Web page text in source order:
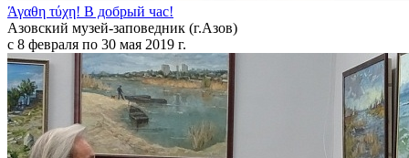
Άγαθη τύχη! В добрый час!
Азовский музей-заповедник (г.Азов)
с 8 февраля по 30 мая 2019 г.